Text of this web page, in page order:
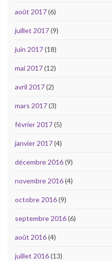
août 2017(6)
juillet 2017(9)
juin 2017(18)
mai 2017(12)
avril 2017(2)
mars 2017(3)
février 2017(5)
janvier 2017(4)
décembre 2016(9)
novembre 2016(4)
octobre 2016(9)
septembre 2016(6)
août 2016(4)
juillet 2016(13)